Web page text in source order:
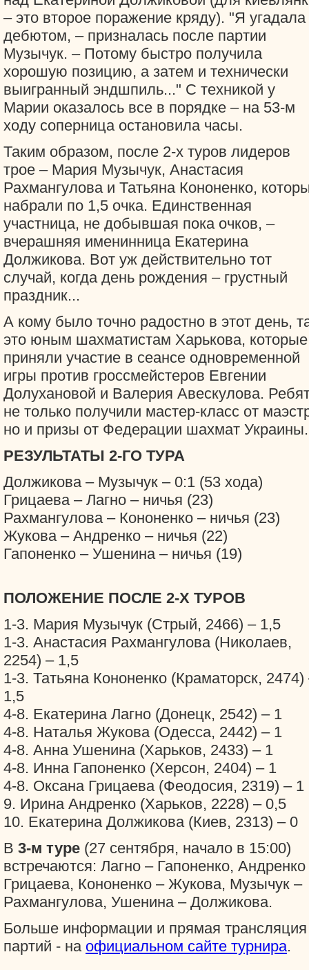
– это второе поражение кряду). "Я угадала
дебютом, – призналась после партии
Музычук. – Потому быстро получила
хорошую позицию, а затем и технически
выигранный эндшпиль..." С техникой у
Марии оказалось все в порядке – на 53-м
ходу соперница остановила часы.
Таким образом, после 2-х туров лидеров
трое – Мария Музычук, Анастасия
Рахмангулова и Татьяна Кононенко,
набрали по 1,5 очка. Единственная
участница, не добывшая пока очков, –
вчерашняя именинница Екатерина
Должикова. Вот уж действительно тот
случай, когда день рождения – грустный
праздник...
А кому было точно радостно в этот день,
это юным шахматистам Харькова, которые
приняли участие в сеансе одновременной
игры против гроссмейстеров Евгении
Долухановой и Валерия Авескулова.
не только получили мастер-класс от
но и призы от Федерации шахмат Украины.
РЕЗУЛЬТАТЫ 2-ГО ТУРА
Должикова – Музычук – 0:1 (53 хода)
Грицаева – Лагно – ничья (23)
Рахмангулова – Кононенко – ничья (23)
Жукова – Андренко – ничья (22)
Гапоненко – Ушенина – ничья (19)
ПОЛОЖЕНИЕ ПОСЛЕ 2-Х ТУРОВ
1-3. Мария Музычук (Стрый, 2466) – 1,5
1-3. Анастасия Рахмангулова (Николаев,
2254) – 1,5
1-3. Татьяна Кононенко (Краматорск, 2474)
1,5
4-8. Екатерина Лагно (Донецк, 2542) – 1
4-8. Наталья Жукова (Одесса, 2442) – 1
4-8. Анна Ушенина (Харьков, 2433) – 1
4-8. Инна Гапоненко (Херсон, 2404) – 1
4-8. Оксана Грицаева (Феодосия, 2319) – 1
9. Ирина Андренко (Харьков, 2228) – 0,5
10. Екатерина Должикова (Киев, 2313) – 0
В 3-м туре (27 сентября, начало в 15:00)
встречаются: Лагно – Гапоненко, Андренко
Грицаева, Кононенко – Жукова, Музычук –
Рахмангулова, Ушенина – Должикова.
Больше информации и прямая трансляция
партий - на официальном сайте турнира.